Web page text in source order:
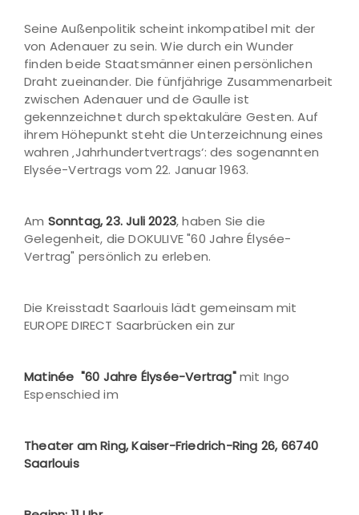
Seine Außenpolitik scheint inkompatibel mit der
von Adenauer zu sein. Wie durch ein Wunder
finden beide Staatsmänner einen persönlichen
Draht zueinander. Die fünfjährige Zusammenarbeit
zwischen Adenauer und de Gaulle ist
gekennzeichnet durch spektakuläre Gesten. Auf
ihrem Höhepunkt steht die Unterzeichnung eines
wahren ‚Jahrhundertvertrags‘: des sogenannten
Elysée-Vertrags vom 22. Januar 1963.
Am Sonntag, 23. Juli 2023, haben Sie die
Gelegenheit, die DOKULIVE "60 Jahre Élysée-
Vertrag" persönlich zu erleben.
Die Kreisstadt Saarlouis lädt gemeinsam mit
EUROPE DIRECT Saarbrücken ein zur
Matinée "60 Jahre Élysée-Vertrag"mit Ingo
Espenschied im
Theater am Ring, Kaiser-Friedrich-Ring 26, 66740
Saarlouis